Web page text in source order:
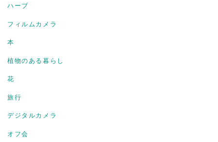
ハーブ
フィルムカメラ
本
植物のある暮らし
花
旅行
デジタルカメラ
オフ会